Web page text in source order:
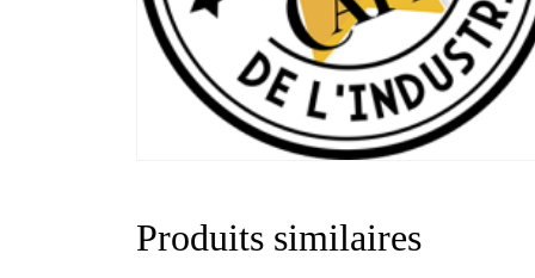
Produits similaires